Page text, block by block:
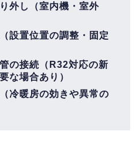
外し（室内機・室外
設置位置の調整・固定
の接続（R32対応の新
な場合あり）
冷暖房の効きや異常の